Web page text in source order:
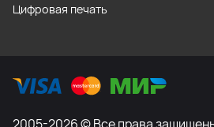
Цифровая печать
2005-2026 © Все права